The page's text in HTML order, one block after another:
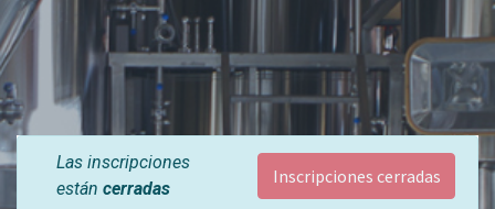
Las inscripciones
están cerradas
Inscripciones cerradas